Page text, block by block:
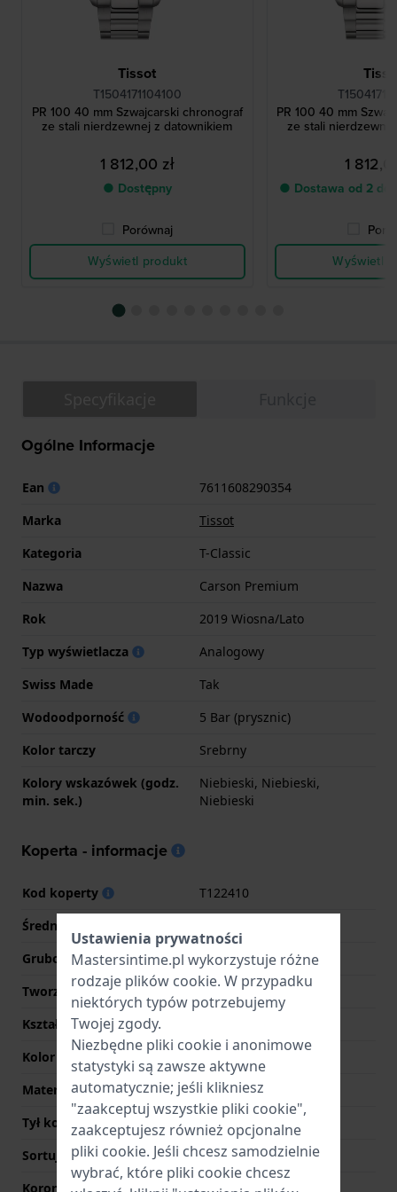
Tissot
T1504171104100
PR 100 40 mm Szwajcarski chronograf
ze stali nierdzewnej z datownikiem
1 812,00 zł
● Dostępny
Porównaj
Wyświetl produkt
PR 100 40 mm
ze stali
1
● Dostawa od 2 do
Wyświetl
Ogólne Informacje
Ean
7611608290354
Marka
Tissot
Kategoria
T-Classic
Nazwa
Carson Premium
Rok
2019 Wiosna/Lato
Typ wyświetlacza
Analogowy
Swiss Made
Tak
Wodoodporność
5 Bar (prysznic)
Kolor tarczy
Srebrny
Kolory wskazówek (godz.
min. sek.)
Niebieski, Niebieski,
Niebieski
Koperta - informacje
Kod koperty
T122410
Średnica
Grubość koperty
7 mm
Tworzywo koperty
Stal nierdzewna
Kształt koperty
Kolor koperty
Srebrny
Materiał tyłu koperty
Stal nierdzewna
Tył koperty
Pokrywa ciśnieniowa
Sortuj szkiełka
Sapphire
Korona
Koronka wyciągana
Ustawienia prywatności
Mastersintime.pl wykorzystuje różne
rodzaje plików cookie. W przypadku
niektórych typów potrzebujemy
Twojej zgody.
Niezbędne pliki cookie i anonimowe
statystyki są zawsze aktywne
automatycznie; jeśli klikniesz
"zaakceptuj wszystkie pliki cookie",
zaakceptujesz również opcjonalne
pliki cookie. Jeśli chcesz samodzielnie
wybrać, które pliki cookie chcesz